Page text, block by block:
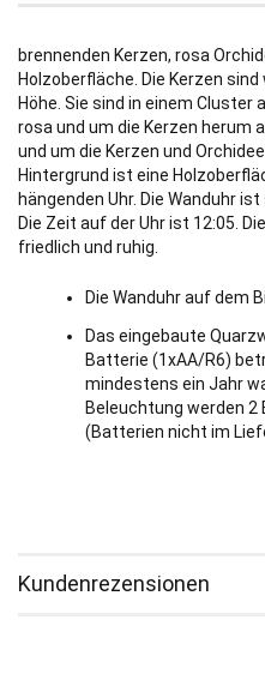
brennenden Kerzen, rosa
Holzoberfläche. Die Kerzen
Höhe. Sie sind in einem Cluster
rosa und um die Kerzen herum
und um die Kerzen und
Hintergrund ist eine
hängenden Uhr. Die Wanduhr
Die Zeit auf der Uhr ist 12:05.
friedlich und ruhig.
Die Wanduhr auf dem
Das eingebaute
Batterie (1xAA/R6)
mindestens ein Jahr
Beleuchtung werden
(Batterien nicht im
Kundenrezensionen